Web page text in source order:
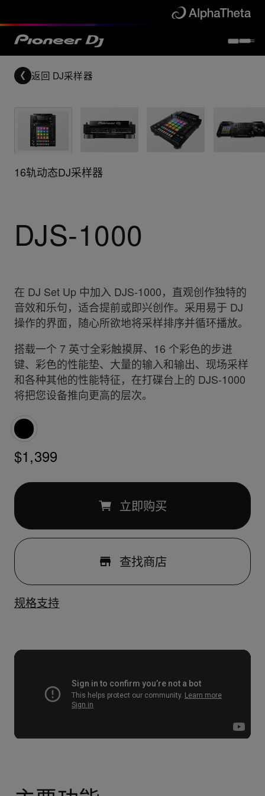
返回 DJ采样器
16轨动态DJ采样器
DJS-1000
在 DJ Set Up 中加入 DJS-1000，直观创作独特的
音效和乐句，适合提前或即兴创作。采用易于 DJ
操作的界面，随心所欲地将采样排序并循环播放。
搭载一个 7 英寸全彩触摸屏、16 个彩色的步进
键、彩色的性能垫、大量的输入和输出、现场采样
和各种其他的性能特征，在打碟台上的 DJS-1000
将把您设备推向更高的层次。
$1,399
立即购买
查找商店
规格支持